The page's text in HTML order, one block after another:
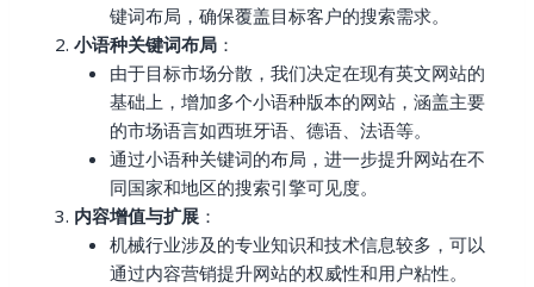
键词布局，确保覆盖目标客户的搜索需求。
小语种关键词布局 ：
由于目标市场分散，我们决定在现有英文网站的
基础上，增加多个小语种版本的网站，涵盖主要
的市场语言如西班牙语、德语、法语等。
通过小语种关键词的布局，进一步提升网站在不
同国家和地区的搜索引擎可见度。
内容增值与扩展 ：
机械行业涉及的专业知识和技术信息较多，可以
通过内容营销提升网站的权威性和用户粘性。